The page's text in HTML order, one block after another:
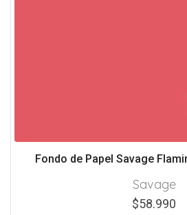
Fondo de Papel Savage
Savage
$58.990